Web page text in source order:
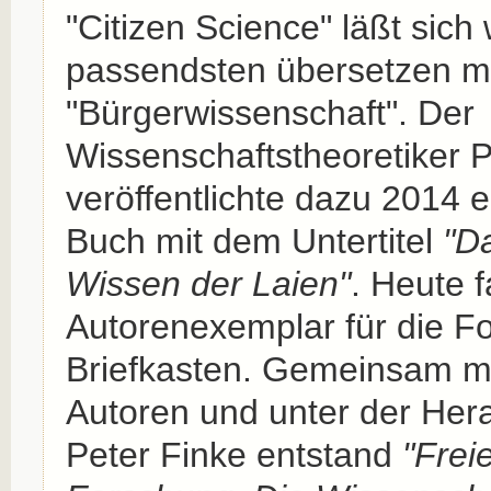
"Citizen Science" läßt sich
passendsten übersetzen
"Bürgerwissenschaft". Der
Wissenschaftstheoretiker
veröffentlichte dazu 2014
Buch mit dem Untertitel
Wissen der Laien". Heute
Autorenexemplar für die
Briefkasten. Gemeinsam
Autoren und unter der
Peter Finke entstand